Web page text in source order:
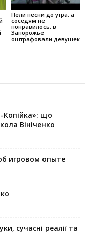
Пели песни до утра, а
соседям не
понравилось: в
Запорожье
оштрафовали девушек
Копійка»: що
Вініченко
игровом опыте
сучасні реалії та